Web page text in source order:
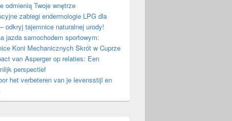
odmienią Twoje wnętrze
zabiegi endermologie LPG dla
odkryj tajemnice naturalnej urody!
jazda samochodem sportowym:
Koni Mechanicznych Skrót w Cuprze
van Asperger op relaties: Een
perspectief
het verbeteren van je levensstijl en